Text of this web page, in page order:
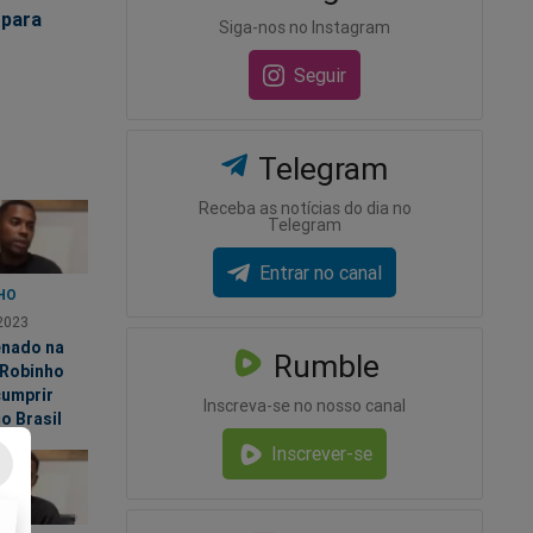
na
Brasil
Siga-nos no Instagram
Seguir
Telegram
Receba as notícias do dia no
Telegram
Entrar no canal
Rumble
Inscreva-se no nosso canal
Inscrever-se